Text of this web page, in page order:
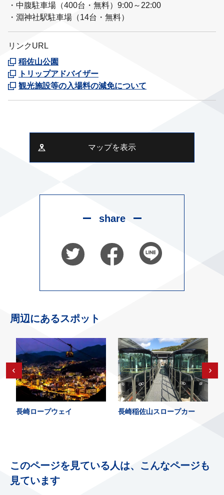
・中腹駐車場（400台・無料）9:00～22:00
・淵神社駅駐車場（14台・無料）
リンクURL
稲佐山公園
トリップアドバイザー
観光施設等の入場料の減免について
マップを表示
share
周辺にあるスポット
長崎ロープウェイ 長崎稲佐山スロープカー
このページを見ている人は、こんなページも
見ています